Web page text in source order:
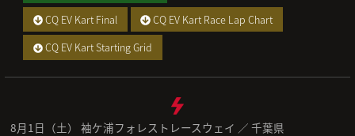
CQ EV Kart Final
CQ EV Kart Race Lap Chart
CQ EV Kart Starting Grid
8月1日（土） 袖ケ浦フォレストレースウェイ ／ 千葉県